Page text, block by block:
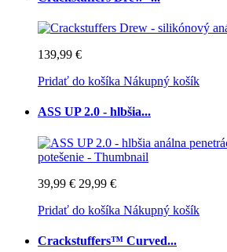
139,99 €
Pridať do košíka Nákupný košík
ASS UP 2.0 - hlbšia...
39,99 € 29,99 €
Pridať do košíka Nákupný košík
Crackstuffers™ Curved...